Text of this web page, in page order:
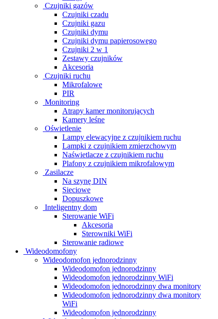
Czujniki gazów
Czujniki czadu
Czujniki gazu
Czujniki dymu
Czujniki dymu papierosowego
Czujniki 2 w 1
Zestawy czujników
Akcesoria
Czujniki ruchu
Mikrofalowe
PIR
Monitoring
Atrapy kamer monitorujących
Kamery leśne
Oświetlenie
Lampy elewacyjne z czujnikiem ruchu
Lampki z czujnikiem zmierzchowym
Naświetlacze z czujnikiem ruchu
Plafony z czujnikiem mikrofalowym
Zasilacze
Na szynę DIN
Sieciowe
Dopuszkowe
Inteligentny dom
Sterowanie WiFi
Akcesoria
Sterowniki WiFi
Sterowanie radiowe
Wideodomofony
Wideodomofon jednorodzinny
Wideodomofon jednorodzinny
Wideodomofon jednorodzinny WiFi
Wideodomofon jednorodzinny dwa monitory
Wideodomofon jednorodzinny dwa monitory
WiFi
Wideodomofon jednorodzinny